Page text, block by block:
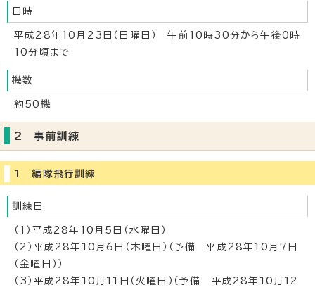
日時
平成28年10月23日（日曜日） 午前10時30分から午後0時
10分頃まで
機数
約50機
2 事前訓練
1 編隊飛行訓練
訓練日
（1）平成28年10月5日（水曜日）
（2）平成28年10月6日（木曜日）（予備 平成28年10月7日
（金曜日））
（3）平成28年10月11日（火曜日）（予備 平成28年10月12